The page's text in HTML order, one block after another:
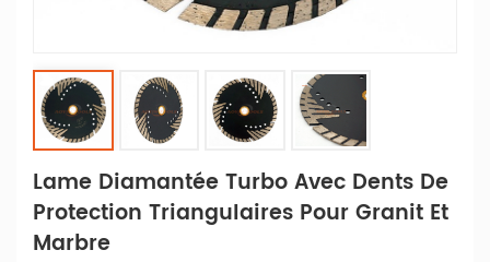
Lame Diamantée Turbo Avec Dents De
Protection Triangulaires Pour Granit Et
Marbre